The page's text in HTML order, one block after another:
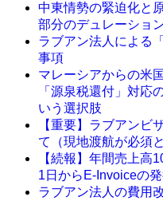
中東情勢の緊迫化と
部分のデュレーショ
ラブアン法人による
事項
マレーシアからの米
「源泉税還付」対応
いう選択肢
【重要】ラブアンビ
て（現地渡航が必須
【続報】年間売上高
1日からE-Invoiceの
ラブアン法人の費用